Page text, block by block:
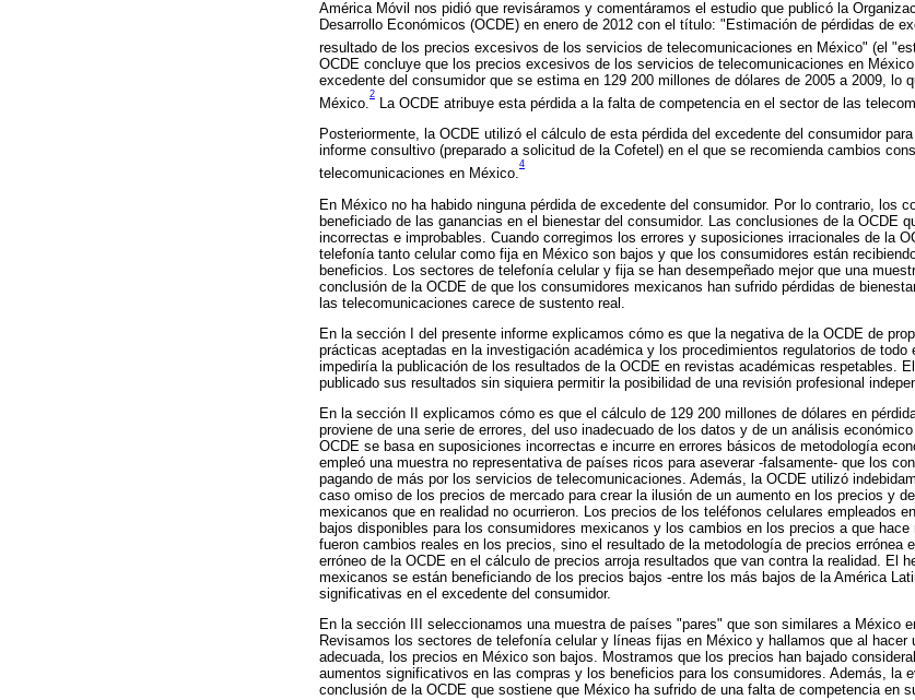
América Móvil nos pidió que revisáramos y comentáramos el estudio que publicó la
Desarrollo Económicos (OCDE) en enero de 2012 con el título: "Estimación de pérdidas de
resultado de los precios excesivos de los servicios de telecomunicaciones en México" (el
OCDE concluye que los precios excesivos de los servicios de telecomunicaciones en
excedente del consumidor que se estima en 129 200 millones de dólares de 2005 a 2009, lo
México.
2
La OCDE atribuye esta pérdida a la falta de competencia en el sector de las
Posteriormente, la OCDE utilizó el cálculo de esta pérdida del excedente del consumidor
informe consultivo (preparado a solicitud de la Cofetel) en el que se recomienda cambios
telecomunicaciones en México.
4
En México no ha habido ninguna pérdida de excedente del consumidor. Por lo contrario, los
beneficiado de las ganancias en el bienestar del consumidor. Las conclusiones de la OCDE
incorrectas e improbables. Cuando corregimos los errores y suposiciones irracionales de la
telefonía tanto celular como fija en México son bajos y que los consumidores están
beneficios. Los sectores de telefonía celular y fija se han desempeñado mejor que una
conclusión de la OCDE de que los consumidores mexicanos han sufrido pérdidas de
las telecomunicaciones carece de sustento real.
En la sección I del presente informe explicamos cómo es que la negativa de la OCDE de
prácticas aceptadas en la investigación académica y los procedimientos regulatorios de todo
impediría la publicación de los resultados de la OCDE en revistas académicas respetables.
publicado sus resultados sin siquiera permitir la posibilidad de una revisión profesional
En la sección II explicamos cómo es que el cálculo de 129 200 millones de dólares en
proviene de una serie de errores, del uso inadecuado de los datos y de un análisis
OCDE se basa en suposiciones incorrectas e incurre en errores básicos de metodología
empleó una muestra no representativa de países ricos para aseverar -falsamente- que los
pagando de más por los servicios de telecomunicaciones. Además, la OCDE utilizó
caso omiso de los precios de mercado para crear la ilusión de un aumento en los precios y
mexicanos que en realidad no ocurrieron. Los precios de los teléfonos celulares empleados
bajos disponibles para los consumidores mexicanos y los cambios en los precios a que
fueron cambios reales en los precios, sino el resultado de la metodología de precios errónea
erróneo de la OCDE en el cálculo de precios arroja resultados que van contra la realidad. El
mexicanos se están beneficiando de los precios bajos -entre los más bajos de la América
significativas en el excedente del consumidor.
En la sección III seleccionamos una muestra de países "pares" que son similares a México
Revisamos los sectores de telefonía celular y líneas fijas en México y hallamos que al hacer
adecuada, los precios en México son bajos. Mostramos que los precios han bajado
aumentos significativos en las compras y los beneficios para los consumidores. Además, la
conclusión de la OCDE que sostiene que México ha sufrido de una falta de competencia en